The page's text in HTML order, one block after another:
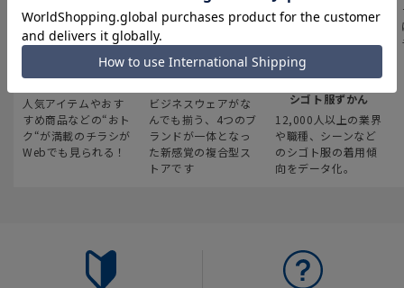
最新のお買い得情報
人気アイテムやおす
すめ商品などの“おト
ク“が満載のチラシが
Webでも見られる！
スーツスクエア
ビジネスウェアがな
んでも揃う、4つのブ
ランドが一体となっ
た新感覚の複合型ス
トアです
みんなの
シゴト服ずかん
12,000人以上の業界
や職種、シーンなど
のシゴト服の着用傾
向をデータ化。